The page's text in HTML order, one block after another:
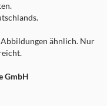
ähnlich. Nur
GmbH